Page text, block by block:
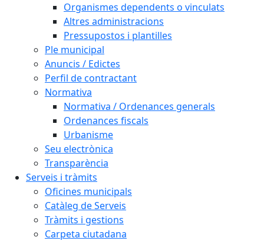
Organismes dependents o vinculats
Altres administracions
Pressupostos i plantilles
Ple municipal
Anuncis / Edictes
Perfil de contractant
Normativa
Normativa / Ordenances generals
Ordenances fiscals
Urbanisme
Seu electrònica
Transparència
Serveis i tràmits
Oficines municipals
Catàleg de Serveis
Tràmits i gestions
Carpeta ciutadana